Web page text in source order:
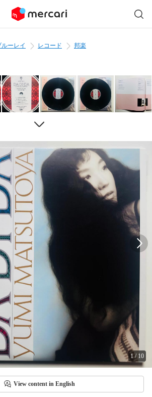
ーレイ レコード 邦楽
1/ 10
View content in English